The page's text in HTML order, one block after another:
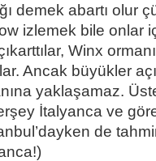
demek abartı olur
izlemek bile onlar
Winx
Ancak büyükler
yaklaşamaz.
İtalyanca ve
de